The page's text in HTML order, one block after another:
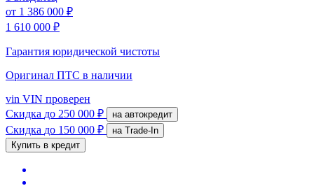
от 1 386 000 ₽
1 610 000 ₽
Гарантия юридической чистоты
Оригинал ПТС в наличии
vin VIN проверен
Скидка до 250 000 ₽ на автокредит
Скидка до 150 000 ₽
на Trade-In
Купить в кредит